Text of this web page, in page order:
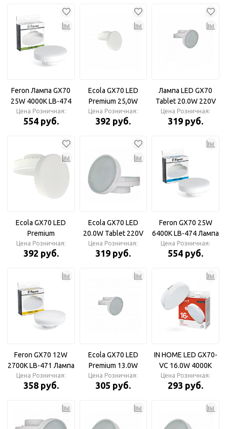
Feron Лампа GX70
25W 4000K LB-474
Лампа
светодиодная
Цена Розничная:
554 руб.
Ecola GX70 LED
Premium 25,0W
Tablet 220V 2800K
Лампа
Цена Розничная:
392 руб.
Лампа LED GX70
Tablet 20.0W 220V
6400K, T7MD20ELC
ПОД ЗАКАЗ
Цена Розничная:
319 руб.
Ecola GX70 LED
Premium
25.0WTablet 220V
6400K Лампа
Цена Розничная:
392 руб.
Ecola GX70 LED
20.0W Tablet 220V
2800K Лампа
светодиодная с
Цена Розничная:
319 руб.
Feron GX70 25W
6400K LB-474 Лампа
светодиодная
Цена Розничная:
554 руб.
Feron GX70 12W
2700K LB-471 Лампа
светодиодная
Цена Розничная:
358 руб.
Ecola GX70 LED
Premium 13.0W
Tablet 220V 6400K
Лампа
матовым стеклом
Цена Розничная:
305 руб.
IN HOME LED GX70-
VC 16.0W 4000К
1520Лм IN HOME
Лампа
Цена Розничная:
293 руб.